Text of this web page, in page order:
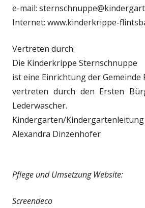
e-mail:
Internet: www.kinderkrippe-
Vertreten durch:
Die Kinderkrippe Sternschnuppe
ist eine Einrichtung der Gemeinde
vertreten durch den Ersten
Lederwascher.
Kindergarten/Kindergartenleitung
Alexandra Dinzenhofer
Pflege und Umsetzung Website:
Screendeco